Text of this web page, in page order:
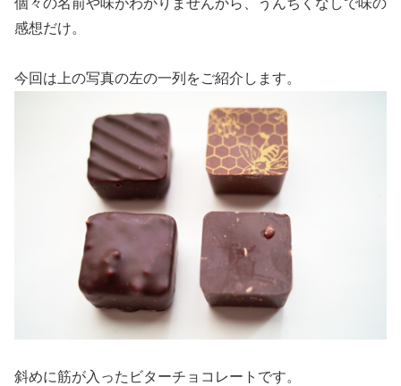
感想だけ。
今回は上の写真の左の一列をご紹介します。
斜めに筋が入ったビターチョコレートです。